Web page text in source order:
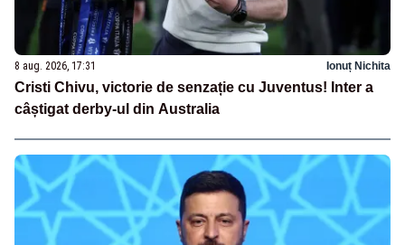
8 aug. 2026, 17:31 Ionuț Nichita
Cristi Chivu, victorie de senzație cu Juventus! Inter a
câștigat derby-ul din Australia